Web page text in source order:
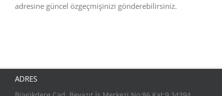
adresine güncel özgeçmişinizi gönderebilirsiniz.
ADRES